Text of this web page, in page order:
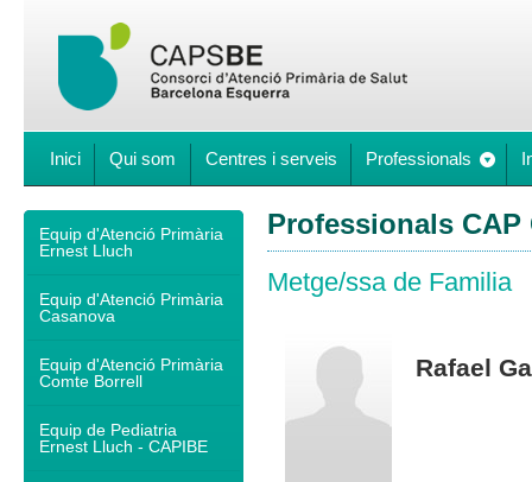
Inici Qui som Centres i serveis Professionals
Equip d'Atenció Primària
Ernest Lluch
Equip d'Atenció Primària
Casanova
Equip d'Atenció Primària
Comte Borrell
Equip de Pediatria
Ernest Lluch - CAPIBE
Professionals
Metge/ssa de Familia
Rafael